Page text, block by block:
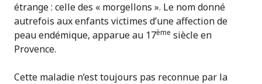
étrange : celle des « morgellons ». Le nom donné
autrefois aux enfants victimes d’une affection de
peau endémique, apparue au 17ème siècle en
Provence.
Cette maladie n’est toujours pas reconnue par la